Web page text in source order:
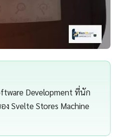
Development ที่นัก
Svelte Stores Machine